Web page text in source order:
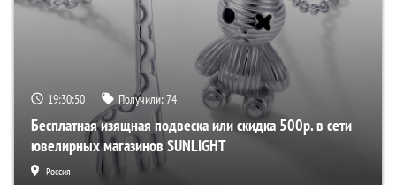
19:30:49 Получили:74
Бесплатная изящная подвеска или скидка 500р. в сети
ювелирных магазинов SUNLIGHT
Россия